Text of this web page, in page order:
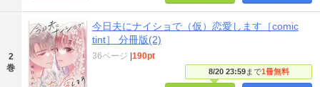
2
巻
今日夫にナイショで（仮）恋愛します［comic
tint］ 分冊版(2)
8/20 23:59まで1冊無料
36ページ |190pt